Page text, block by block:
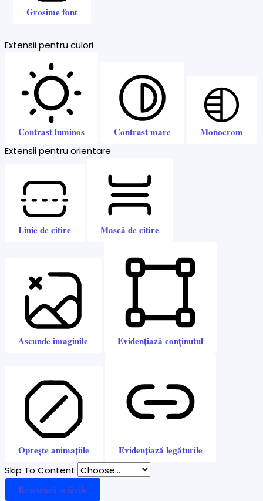
Grosime font
Extensii pentru culori
Contrast luminos Contrast mare Monocrom
Extensii pentru orientare
Linie de citire Mască de citire
Ascunde imaginile Evidențiază conținutul
Oprește animațiile Evidențiază legăturile
Skip To Content
Resetează setările